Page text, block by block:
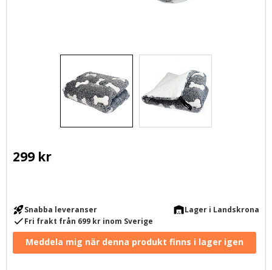
299kr
rocket_launchSnabba leveranser warehouseLager i Landskrona
checkFri frakt från 699 kr inom Sverige